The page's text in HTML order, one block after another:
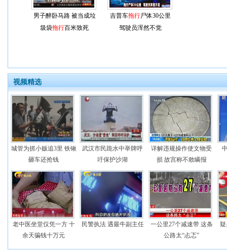
男子醉卧马路 被当成垃
圾袋拖行百米致死
吉普车拖行尸体30公里
驾驶员浑然不觉
视频精选
城管为抓小贩追3里 铁锹
砸车还抢钱
武汉市民跪水中举牌呼
吁保护沙湖
详解违规操作使文物受
损 故宫称不敢瞒报
老中医坐堂仅凭一方 十
余天骗钱十万元
民警执法 遇最牛副主任
一公里27个减速带 这条
公路太“忐忑”